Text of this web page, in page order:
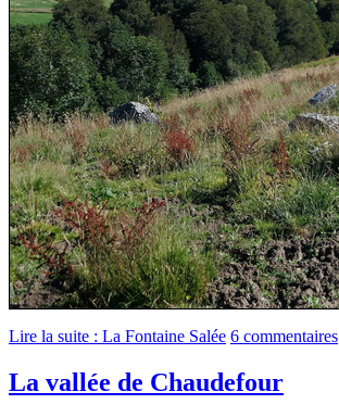
Lire la suite : La Fontaine Salée 6 commentaires
La vallée de Chaudefour